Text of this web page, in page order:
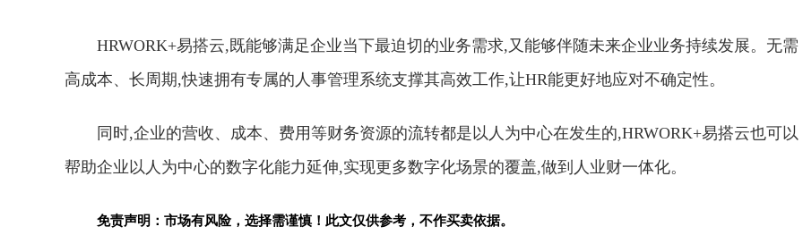
HRWORK+易搭云,既能够满足企业当下最迫切的业务需求,又能够伴随未来企业业务持续发展。无需
高成本、长周期,快速拥有专属的人事管理系统支撑其高效工作,让HR能更好地应对不确定性。
同时,企业的营收、成本、费用等财务资源的流转都是以人为中心在发生的,HRWORK+易搭云也可以
帮助企业以人为中心的数字化能力延伸,实现更多数字化场景的覆盖,做到人业财一体化。
免责声明：市场有风险，选择需谨慎！此文仅供参考，不作买卖依据。